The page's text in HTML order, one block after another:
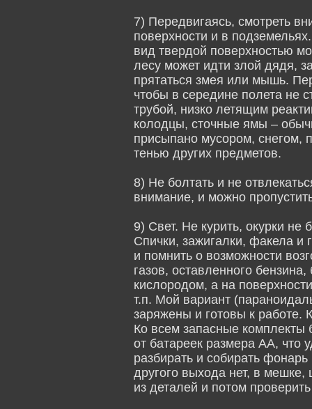
7) Передвигаясь, смотреть
поверхности и в
вид твердой поверхностью
лесу может идти злой дядя,
прятаться змея или мышь.
чтобы в середине полета не
трубой, низко летящим
колодцы, сточные ямы –
присыпано мусором, снегом,
тенью других предметов.
8) Не болтать и не
внимание, и можно
9) Свет. Не курить, окурки
Спички, зажигалки, факела и
и помнить о возможности
газов, оставленного
кислородом, а на
т.п. Мой вариант
заряжены и готовы к работе.
Ко всем запасные комплекты
от батареек размера АА, что
разбирать и собирать
другого выхода нет, в мешке,
из деталей и потом